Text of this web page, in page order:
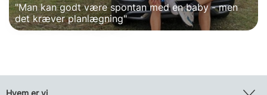
"Man kan godt være spontan med en baby - men
det kræver planlægning"
Hvem er vi